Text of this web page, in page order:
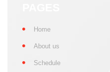
Home
About us
Schedule